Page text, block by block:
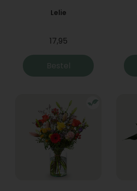
Lelie
17,95
Bestel